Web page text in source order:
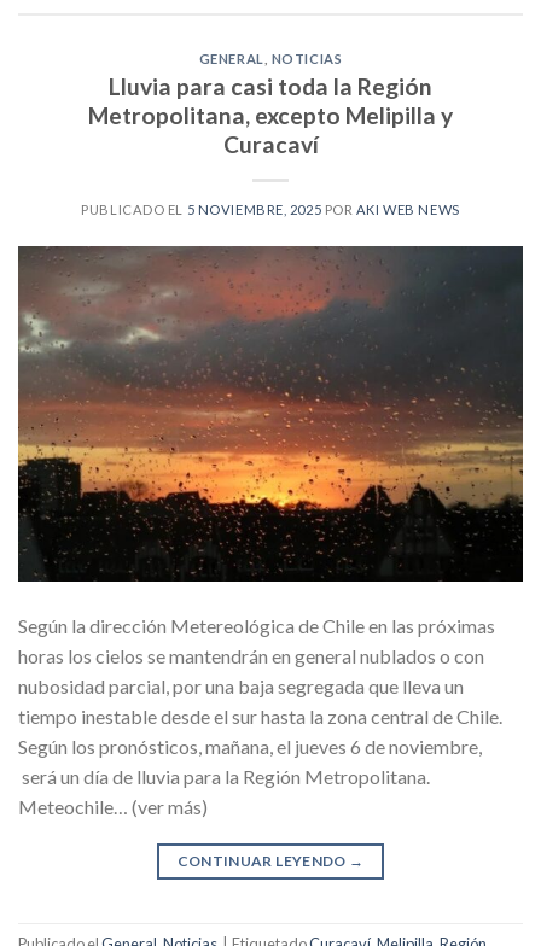
GENERAL NOTICIAS
Lluvia para casi toda la Región
Metropolitana, excepto Melipilla y
Curacaví
PUBLICADO EL 5 NOVIEMBRE, 2025 POR AKI WEB NEWS
Según la dirección Metereológica de Chile en las próximas
horas los cielos se mantendrán en general nublados o con
nubosidad parcial, por una baja segregada que lleva un
tiempo inestable desde el sur hasta la zona central de Chile.
Según los pronósticos, mañana, el jueves 6 de noviembre,
será un día de lluvia para la Región Metropolitana.
Meteochile… (ver más)
CONTINUAR LEYENDO →